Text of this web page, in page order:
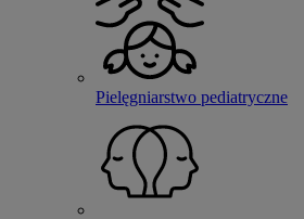
Pielęgniarstwo pediatryczne